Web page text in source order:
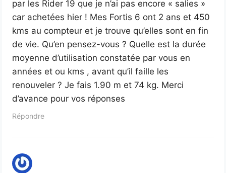
par les Rider 19 que je n’ai pas encore « salies »
car achetées hier ! Mes Fortis 6 ont 2 ans et 450
kms au compteur et je trouve qu’elles sont en fin
de vie. Qu’en pensez-vous ? Quelle est la durée
moyenne d’utilisation constatée par vous en
années et ou kms , avant qu’il faille les
renouveler ? Je fais 1.90 m et 74 kg. Merci
d’avance pour vos réponses
Répondre